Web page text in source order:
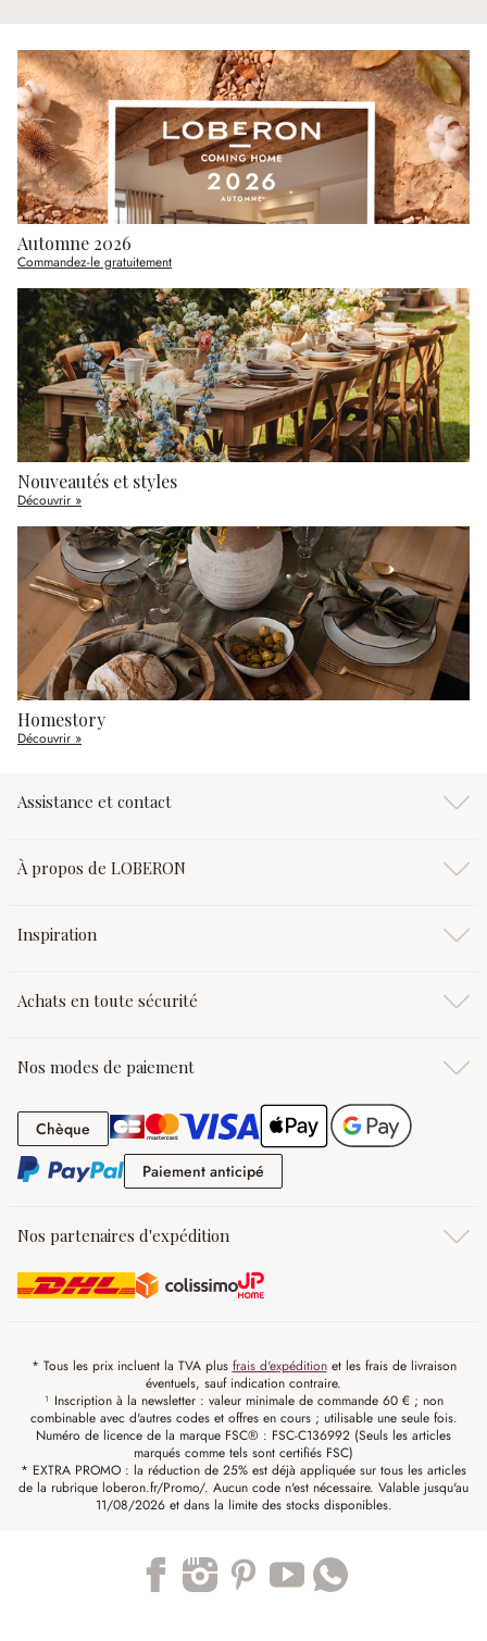
Automne 2026
Commandez-le gratuitement
Nouveautés et styles
Découvrir »
Homestory
Découvrir »
Assistance et contact
À propos de LOBERON
Inspiration
Achats en toute sécurité
Nos modes de paiement
Chèque Chèque
Paiement anticipé
Nos partenaires d'expédition
* Tous les prix incluent la TVA plus frais d'expéditionet les frais de livraison
éventuels, sauf indication contraire.
¹ Inscription à la newsletter : valeur minimale de commande 60 € ; non
combinable avec d'autres codes et offres en cours ; utilisable une seule fois.
Numéro de licence de la marque FSC® : FSC-C136992 (Seuls les articles
marqués comme tels sont certifiés FSC)
* EXTRA PROMO : la réduction de 25% est déjà appliquée sur tous les articles
de la rubrique loberon.fr/Promo/. Aucun code n'est nécessaire. Valable jusqu'au
11/08/2026 et dans la limite des stocks disponibles.